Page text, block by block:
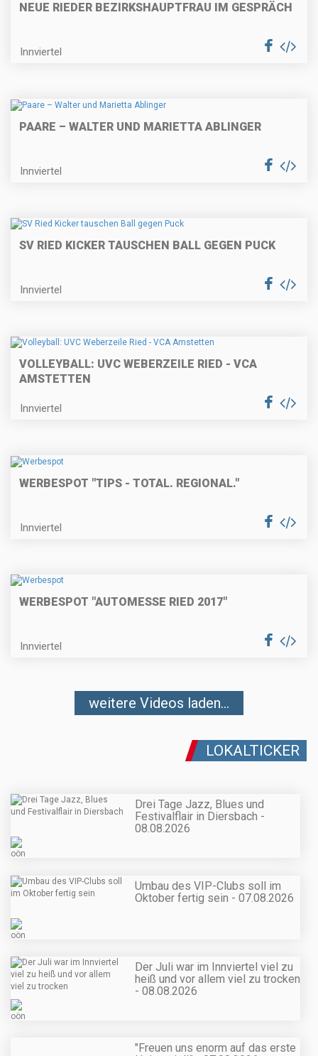
NEUE RIEDER BEZIRKSHAUPTFRAU IM GESPRÄCH
Innviertel
PAARE – WALTER UND MARIETTA ABLINGER
Innviertel
SV RIED KICKER TAUSCHEN BALL GEGEN PUCK
Innviertel
VOLLEYBALL: UVC WEBERZEILE RIED - VCA
AMSTETTEN
Innviertel
WERBESPOT "TIPS - TOTAL. REGIONAL."
Innviertel
WERBESPOT "AUTOMESSE RIED 2017"
Innviertel
weitere Videos laden...
LOKALTICKER
Drei Tage Jazz, Blues und
Festivalflair in Diersbach -
08.08.2026
Umbau des VIP-Clubs soll im
Oktober fertig sein - 07.08.2026
Der Juli war im Innviertel viel zu
heiß und vor allem viel zu trocken
- 08.08.2026
"Freuen uns enorm auf das erste